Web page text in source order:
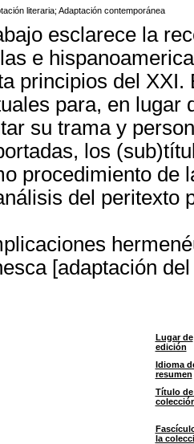
literaria; Adaptación contemporánea
esclarece la
e
principios del XXI.
para, en lugar
su trama y
los
procedimiento de
del peritexto
[adaptación
Lugar de
edición
Idioma
resumen
Título de
la